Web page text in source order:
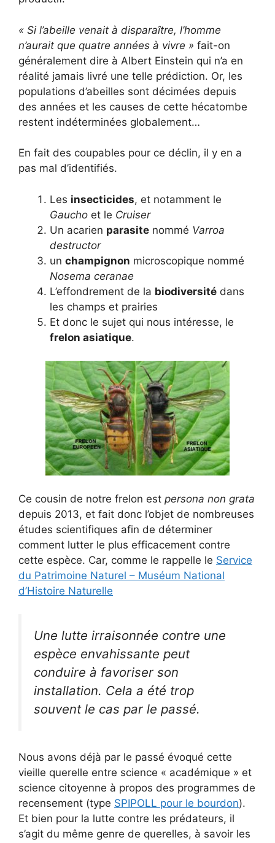
« Si l’abeille venait à disparaître, l’homme
n’aurait que quatre années à vivre » fait-on
généralement dire à Albert Einstein qui n’a en
réalité jamais livré une telle prédiction. Or, les
populations d’abeilles sont décimées depuis
des années et les causes de cette hécatombe
restent indéterminées globalement…
En fait des coupables pour ce déclin, il y en a
pas mal d’identifiés.
Les insecticides, et notamment le
Gaucho et le Cruiser
Un acarien parasite nommé Varroa
destructor
un champignon microscopique nommé
Nosema ceranae
L’effondrement de la biodiversité dans
les champs et prairies
Et donc le sujet qui nous intéresse, le
frelon asiatique.
Ce cousin de notre frelon est persona non grata
depuis 2013, et fait donc l’objet de nombreuses
études scientifiques afin de déterminer
comment lutter le plus efficacement contre
cette espèce. Car, comme le rappelle le Service
du Patrimoine Naturel – Muséum National
d’Histoire Naturelle
Une lutte irraisonnée contre une
espèce envahissante peut
conduire à favoriser son
installation. Cela a été trop
souvent le cas par le passé.
Nous avons déjà par le passé évoqué cette
vieille querelle entre science « académique » et
science citoyenne à propos des programmes de
recensement (type SPIPOLL pour le bourdon).
Et bien pour la lutte contre les prédateurs, il
s’agit du même genre de querelles, à savoir les